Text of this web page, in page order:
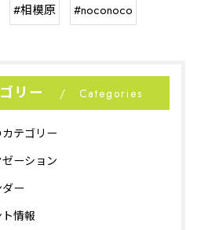
#相模原 #noconoco
リー Categories
テゴリー
ゼーション
ー
情報